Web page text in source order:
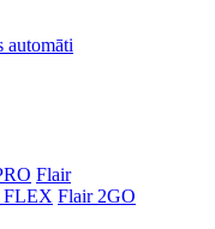
automāti
Flair
FLEX Flair 2GO